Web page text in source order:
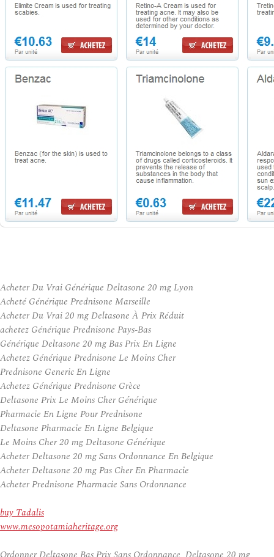
Acheter Du Vrai Générique Deltasone 20 mg Lyon
Acheté Générique Prednisone Marseille
Acheter Du Vrai 20 mg Deltasone À Prix Réduit
achetez Générique Prednisone Pays-Bas
Générique Deltasone 20 mg Bas Prix En Ligne
Achetez Générique Prednisone Le Moins Cher
Prednisone Generic En Ligne
Achetez Générique Prednisone Grèce
Deltasone Prix Le Moins Cher Générique
Pharmacie En Ligne Pour Prednisone
Deltasone Pharmacie En Ligne Belgique
Le Moins Cher 20 mg Deltasone Générique
Acheter Deltasone 20 mg Sans Ordonnance En Belgique
Acheter Deltasone 20 mg Pas Cher En Pharmacie
Acheter Prednisone Pharmacie Sans Ordonnance
buy Tadalis
www.mesopotamiaheritage.org